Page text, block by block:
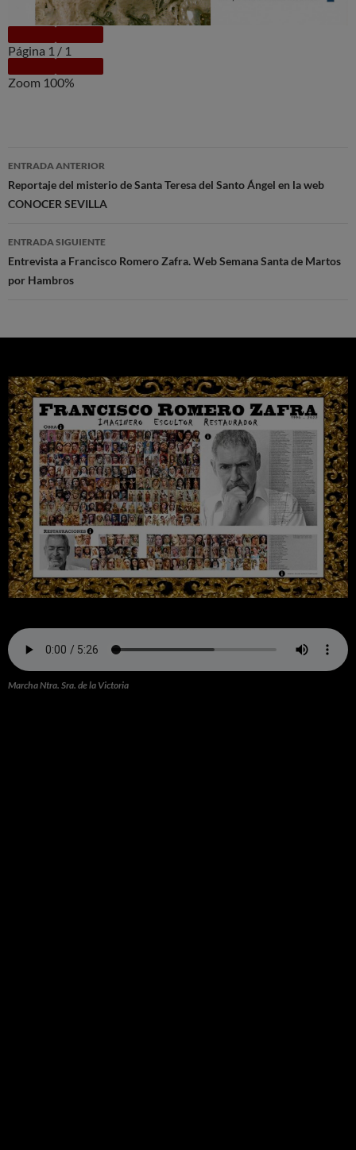
Página 1 / 1
Zoom 100%
Navegación
de
entradas
ENTRADA ANTERIOR
Reportaje del misterio de Santa Teresa del Santo Ángel en la web
CONOCER SEVILLA
ENTRADA SIGUIENTE
Entrevista a Francisco Romero Zafra. Web Semana Santa de Martos
por Hambros
Marcha Ntra. Sra. de la Victoria